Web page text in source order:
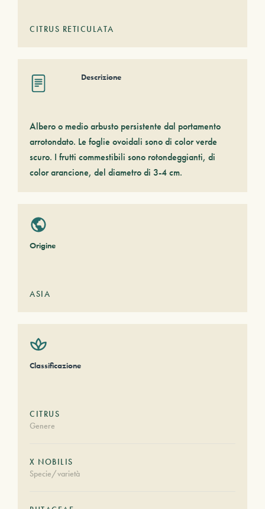
CITRUS RETICULATA
Descrizione
Albero o medio arbusto persistente dal portamento
arrotondato. Le foglie ovoidali sono di color verde
scuro. I frutti commestibili sono rotondeggianti, di
color arancione, del diametro di 3-4 cm.
Origine
ASIA
Classificazione
CITRUS
Genere
X NOBILIS
Specie/varietà